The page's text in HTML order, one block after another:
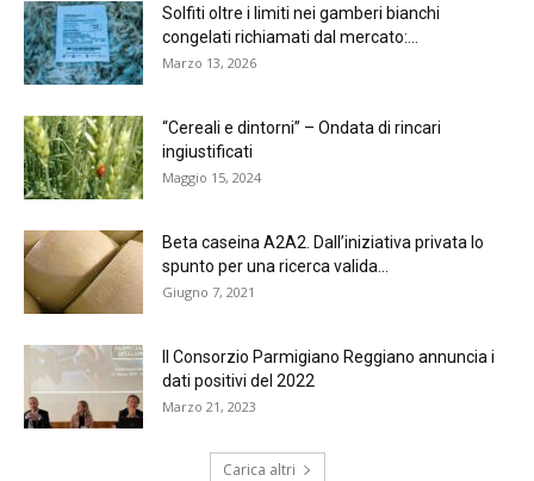
Solfiti oltre i limiti nei gamberi bianchi
congelati richiamati dal mercato:...
Marzo 13, 2026
“Cereali e dintorni” – Ondata di rincari
ingiustificati
Maggio 15, 2024
Beta caseina A2A2. Dall’iniziativa privata lo
spunto per una ricerca valida...
Giugno 7, 2021
Il Consorzio Parmigiano Reggiano annuncia i
dati positivi del 2022
Marzo 21, 2023
Carica altri